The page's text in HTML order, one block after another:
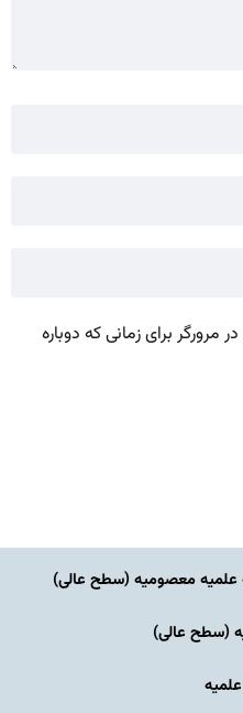
برای زمانی که دوباره
معصومیه‌ (سطح عالی)
(سطح عالی)